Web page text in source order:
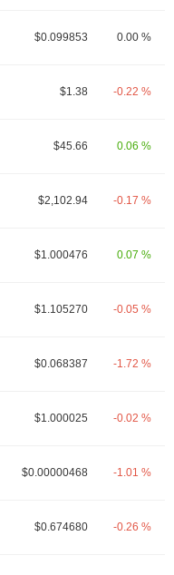
$0.099853 0.00 %
$1.38 -0.22 %
$45.66 0.06 %
$2,102.94 -0.17 %
$1.000476 0.07 %
$1.105270 -0.05 %
$0.068387 -1.72 %
$1.000025 -0.02 %
$0.00000468 -1.01 %
$0.674680 -0.26 %